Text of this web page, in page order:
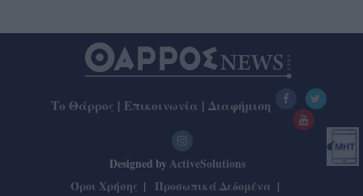
Το Θάρρος | Επικοινωνία | Διαφήμιση
Designed by ActiveSolutions
Όροι Χρήσης
Προσωπικά Δεδομένα